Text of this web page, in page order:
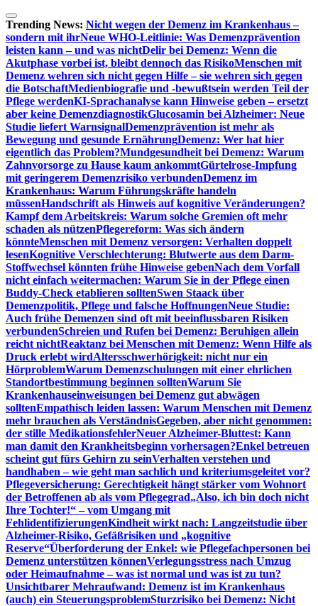
Zum
Inhalt
springen
Trending News: Nicht wegen der Demenz im Krankenhaus –
sondern mit ihrNeue WHO-Leitlinie: Was Demenzprävention
leisten kann – und was nichtDelir bei Demenz: Wenn die
Akutphase vorbei ist, bleibt dennoch das RisikoMenschen mit
Demenz wehren sich nicht gegen Hilfe – sie wehren sich gegen
die BotschaftMedienbiografie und -bewußtsein werden Teil der
Pflege werdenKI-Sprachanalyse kann Hinweise geben – ersetzt
aber keine DemenzdiagnostikGlucosamin bei Alzheimer: Neue
Studie liefert WarnsignalDemenzprävention ist mehr als
Bewegung und gesunde ErnährungDemenz: Wer hat hier
eigentlich das Problem?Mundgesundheit bei Demenz: Warum
Zahnvorsorge zu Hause kaum ankommtGürtelrose-Impfung
mit geringerem Demenzrisiko verbundenDemenz im
Krankenhaus: Warum Führungskräfte handeln
müssenHandschrift als Hinweis auf kognitive Veränderungen?
Kampf dem Arbeitskreis: Warum solche Gremien oft mehr
schaden als nützenPflegereform: Was sich ändern
könnteMenschen mit Demenz versorgen: Verhalten doppelt
lesenKognitive Verschlechterung: Blutwerte aus dem Darm-
Stoffwechsel könnten frühe Hinweise gebenNach dem Vorfall
nicht einfach weitermachen: Warum Sie in der Pflege einen
Buddy-Check etablieren solltenSwen Staack über
Demenzpolitik, Pflege und falsche HoffnungenNeue Studie:
Auch frühe Demenzen sind oft mit beeinflussbaren Risiken
verbundenSchreien und Rufen bei Demenz: Beruhigen allein
reicht nichtReaktanz bei Menschen mit Demenz: Wenn Hilfe als
Druck erlebt wirdAltersschwerhörigkeit: nicht nur ein
HörproblemWarum Demenzschulungen mit einer ehrlichen
Standortbestimmung beginnen solltenWarum Sie
Krankenhauseinweisungen bei Demenz gut abwägen
solltenEmpathisch leiden lassen: Warum Menschen mit Demenz
mehr brauchen als VerständnisGegeben, aber nicht genommen:
der stille MedikationsfehlerNeuer Alzheimer-Bluttest: Kann
man damit den Krankheitsbeginn vorhersagen?Enkel betreuen
scheint gut fürs Gehirn zu seinVerhalten verstehen und
handhaben – wie geht man sachlich und kriteriumsgeleitet vor?
Pflegeversicherung: Gerechtigkeit hängt stärker vom Wohnort
der Betroffenen ab als vom Pflegegrad„Also, ich bin doch nicht
Ihre Tochter!“ – vom Umgang mit
FehlidentifizierungenKindheit wirkt nach: Langzeitstudie über
Alzheimer-Risiko, Gefäßrisiken und „kognitive
Reserve“Überforderung der Enkel: wie Pflegefachpersonen bei
Demenz unterstützen könnenVerlegungsstress nach Umzug
oder Heimaufnahme – was ist normal und was ist zu tun?
Unsichtbarer Mehraufwand: Demenz ist im Krankenhaus
(auch) ein SteuerungsproblemSturzrisiko bei Demenz: Nicht